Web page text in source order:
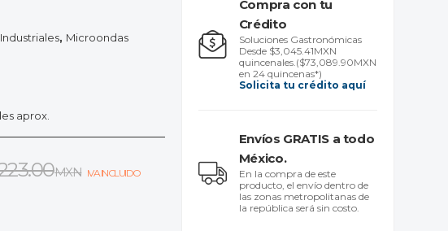
, Microondas
aprox.
MXN IVA INCLUIDO
Compra con tu
Crédito
Soluciones Gastronómicas
Desde $3,045.41MXN
quincenales.($73,089.90MXN
en 24 quincenas*)
Solicita tu crédito aquí
Envíos GRATIS a todo
México.
En la compra de este
producto, el envío dentro de
las zonas metropolitanas de
la república será sin costo.